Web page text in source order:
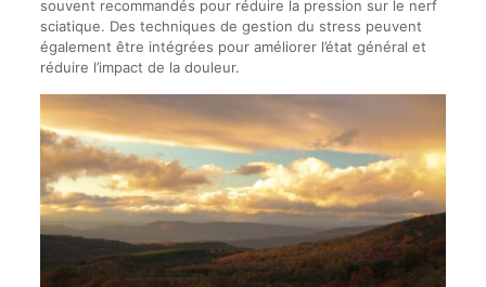
souvent recommandés pour réduire la pression sur le nerf
sciatique. Des techniques de gestion du stress peuvent
également être intégrées pour améliorer l’état général et
réduire l’impact de la douleur.